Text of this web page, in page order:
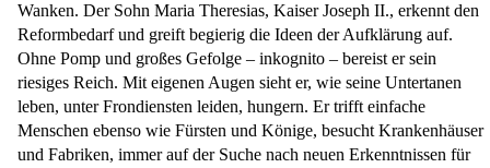
Wanken. Der Sohn Maria Theresias, Kaiser Joseph II., erkennt den
Reformbedarf und greift begierig die Ideen der Aufklärung auf.
Ohne Pomp und großes Gefolge – inkognito – bereist er sein
riesiges Reich. Mit eigenen Augen sieht er, wie seine Untertanen
leben, unter Frondiensten leiden, hungern. Er trifft einfache
Menschen ebenso wie Fürsten und Könige, besucht Krankenhäuser
und Fabriken, immer auf der Suche nach neuen Erkenntnissen für